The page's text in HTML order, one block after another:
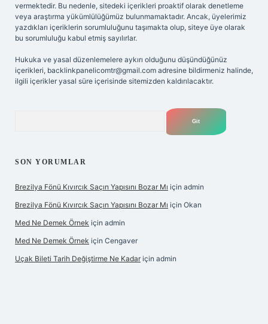
vermektedir. Bu nedenle, sitedeki içerikleri proaktif olarak denetleme
veya araştırma yükümlülüğümüz bulunmamaktadır. Ancak, üyelerimiz
yazdıkları içeriklerin sorumluluğunu taşımakta olup, siteye üye olarak
bu sorumluluğu kabul etmiş sayılırlar.
Hukuka ve yasal düzenlemelere aykırı olduğunu düşündüğünüz
içerikleri, backlinkpanelicomtr@gmail.com adresine bildirmeniz halinde,
ilgili içerikler yasal süre içerisinde sitemizden kaldırılacaktır.
SON YORUMLAR
Brezilya Fönü Kıvırcık Saçın Yapısını Bozar Mı için admin
Brezilya Fönü Kıvırcık Saçın Yapısını Bozar Mı için Okan
Med Ne Demek Örnek için admin
Med Ne Demek Örnek için Cengaver
Uçak Bileti Tarih Değiştirme Ne Kadar için admin